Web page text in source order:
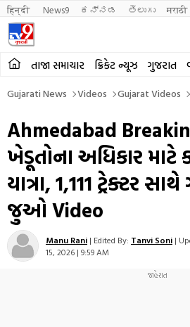
हिन्दी News9 ಕನ್ನಡ తెలుగు मराठी
તાજા સમાચાર ક્રિકેટ ન્યૂઝ ગુજરાત
Gujarati News Videos Gujarat Videos
Ahmedabad
ખેડૂતોના અધિકાર માટે
યાત્રા, 1,111 ટ્રેક્ટર
જુઓ Video
Manu Rani | Edited By: Tanvi Soni |
15, 2026 | 9:59 AM